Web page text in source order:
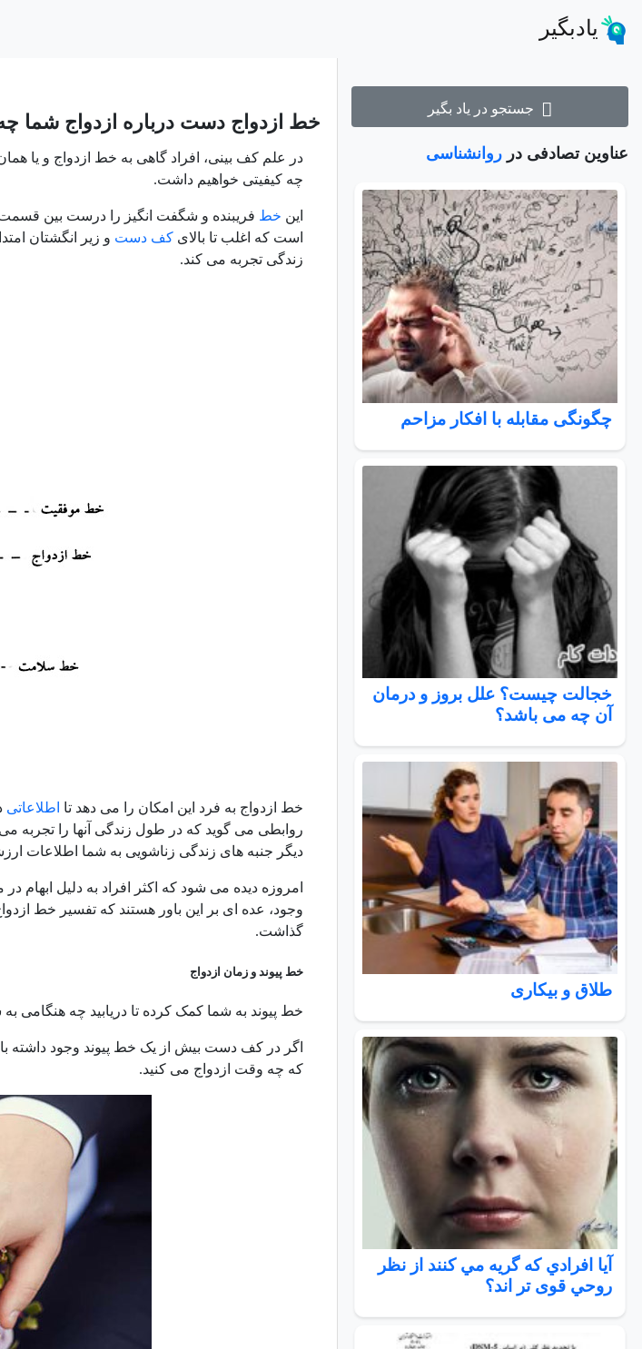
یادبگیر
جستجو در یاد بگیر
عناوین تصادفی در روانشناسی
چگونگی مقابله با افکار مزاحم
خجالت چیست؟ علل بروز و درمان
آن چه می باشد؟
طلاق و بیکاری
آیا افرادي كه گريه مي كنند از نظر
روحي قوی تر اند؟
خط ازدواج دست درباره ازدواج شما
در علم کف بینی، افراد گاهی به خط ازدواج و یا
چه کیفیتی خواهیم داشت.
این خط فریبنده و شگفت انگیز را درست بین
است که اغلب تا بالای کف دست و زیر انگشتان
زندگی تجربه می کند.
خط ازدواج به فرد این امکان را می دهد تا اطلاعاتی
روابطی می گوید که در طول زندگی آنها را تجربه می
دیگر جنبه های زندگی زناشویی به شما اطلاعات
امروزه دیده می شود که اکثر افراد به دلیل
وجود، عده ای بر این باور هستند که تفسیر خط
گذاشت.
خط پیوند و زمان ازدواج
خط پیوند به شما کمک کرده تا دریابید چه هنگامی
اگر در کف دست بیش از یک خط پیوند وجود
که چه وقت ازدواج می کنید.